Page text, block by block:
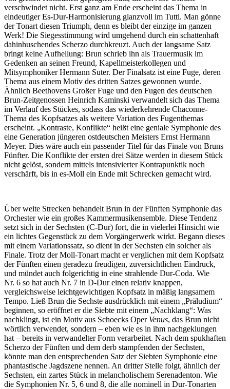
verschwindet nicht. Erst ganz am Ende erscheint das Thema in
eindeutiger Es-Dur-Harmonisierung glanzvoll im Tutti. Man gönne
der Tonart diesen Triumph, denn es bleibt der einzige im ganzen
Werk! Die Siegesstimmung wird umgehend durch ein schattenhaft
dahinhuschendes Scherzo durchkreuzt. Auch der langsame Satz
bringt keine Aufhellung: Brun schrieb ihn als Trauermusik im
Gedenken an seinen Freund, Kapellmeisterkollegen und
Mitsymphoniker Hermann Suter. Der Finalsatz ist eine Fuge, deren
Thema aus einem Motiv des dritten Satzes gewonnen wurde.
Ähnlich Beethovens Großer Fuge und den Fugen des deutschen
Brun-Zeitgenossen Heinrich Kaminski verwandelt sich das Thema
im Verlauf des Stückes, sodass das wiederkehrende Chaconne-
Thema des Kopfsatzes als weitere Variation des Fugenthemas
erscheint. „Kontraste, Konflikte“ heißt eine geniale Symphonie des
eine Generation jüngeren ostdeutschen Meisters Ernst Hermann
Meyer. Dies wäre auch ein passender Titel für das Finale von Bruns
Fünfter. Die Konflikte der ersten drei Sätze werden in diesem Stück
nicht gelöst, sondern mittels intensivierter Kontrapunktik noch
verschärft, bis in es-Moll ein Ende mit Schrecken gemacht wird.
Über weite Strecken behandelt Brun in der Fünften Symphonie das
Orchester wie ein großes Kammermusikensemble. Diese Tendenz
setzt sich in der Sechsten (C-Dur) fort, die in vielerlei Hinsicht wie
ein lichtes Gegenstück zu dem Vorgängerwerk wirkt. Begann dieses
mit einem Variationssatz, so dient in der Sechsten ein solcher als
Finale. Trotz der Moll-Tonart macht er verglichen mit dem Kopfsatz
der Fünften einen geradezu freudigen, zuversichtlichen Eindruck,
und mündet auch folgerichtig in eine strahlende Dur-Coda. Wie
Nr. 6 so hat auch Nr. 7 in D-Dur einen relativ knappen,
vergleichsweise leichtgewichtigen Kopfsatz in mäßig langsamem
Tempo. Ließ Brun die Sechste ausdrücklich mit einem „Präludium“
beginnen, so eröffnet er die Siebte mit einem „Nachklang“: Was
nachklingt, ist ein Motiv aus Schoecks Oper Venus, das Brun nicht
wörtlich verwendet, sondern – eben wie es in ihm nachgeklungen
hat – bereits in verwandelter Form verarbeitet. Nach dem spukhaften
Scherzo der Fünften und dem derb stampfenden der Sechsten,
könnte man den entsprechenden Satz der Siebten Symphonie eine
phantastische Jagdszene nennen. An dritter Stelle folgt, ähnlich der
Sechsten, ein zartes Stück in melancholischem Serenadenton. Wie
die Symphonien Nr. 5, 6 und 8, die alle nominell in Dur-Tonarten